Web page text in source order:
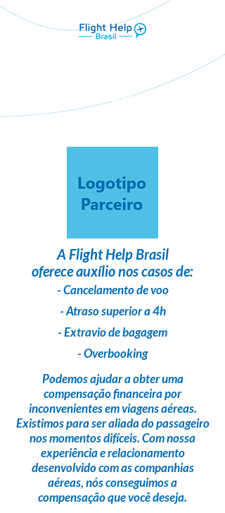
em parceria com
A Flight Help Brasil
oferece auxílio nos casos de:
- Cancelamento de voo
- Atraso superior a 4h
- Extravio de bagagem
- Overbooking
Podemos ajudar a obter uma
compensação financeirapor
inconvenientes em viagens aéreas.
Existimos para seraliada do passageiro
nos momentos difíceis. Com nossa
experiência e relacionamento
desenvolvido com as companhias
aéreas,nós conseguimos a
compensação que você deseja.